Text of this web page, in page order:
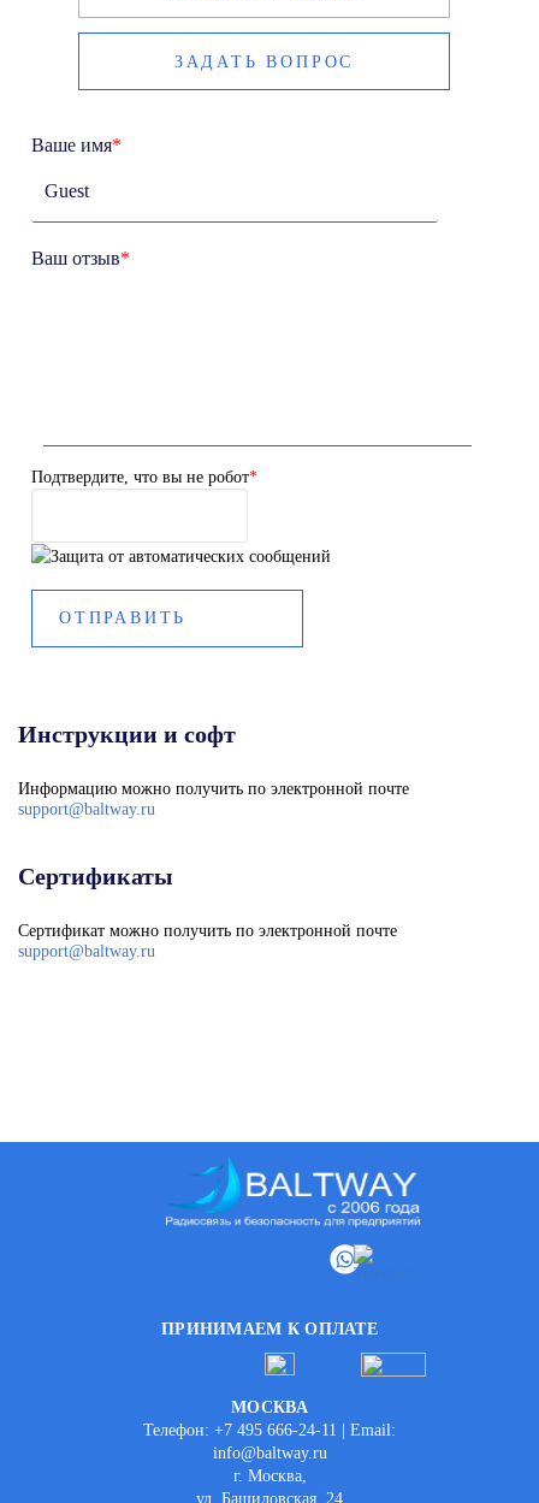
ЗАДАТЬ ВОПРОС
Ваше имя*
Ваш отзыв*
Подтвердите, что вы не робот*
Инструкции и софт
Информацию можно получить по электронной почте
support@baltway.ru
Сертификаты
Сертификат можно получить по электронной почте
support@baltway.ru
ПРИНИМАЕМ К ОПЛАТЕ
МОСКВА
Телефон: +7 495 666-24-11 | Email:
info@baltway.ru
г. Москва,
ул. Башиловская, 24